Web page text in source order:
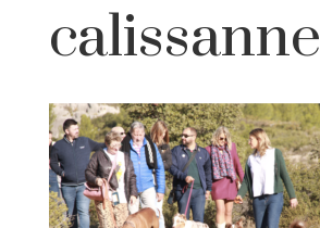
calissanne